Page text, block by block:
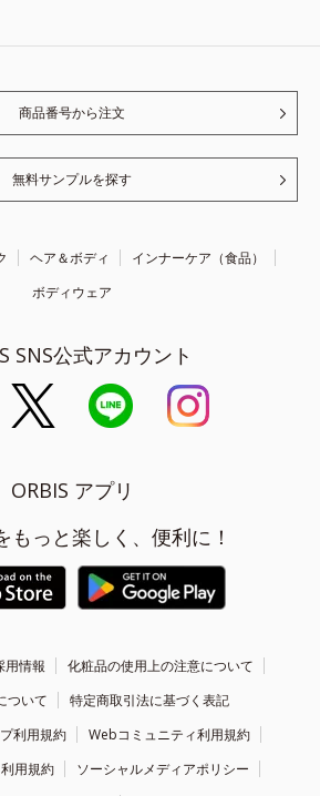
商品番号から注文
無料サンプルを探す
ヘア＆ボディ
インナーケア（食品）
ボディウェア
SNS公式アカウント
ORBIS アプリ
もっと楽しく、便利に！
用情報
化粧品の使用上の注意について
ついて
特定商取引法に基づく表記
利用規約
Webコミュニティ利用規約
用規約
ソーシャルメディアポリシー